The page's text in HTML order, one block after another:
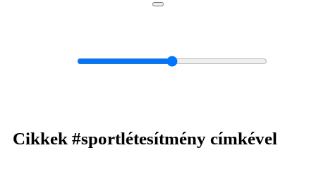
Cikkek #sportlétesítmény címkével